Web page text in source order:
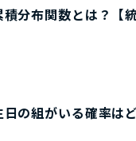
分布関数とは？【
の組がいる確率は